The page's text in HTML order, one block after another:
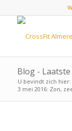
Blog -
U bevindt zich hier:
3 mei 2016: Zon,